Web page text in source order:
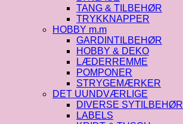
TANG & TILBEHØR
TRYKKNAPPER
HOBBY m.m
GARDINTILBEHØR
HOBBY & DEKO
LÆDERREMME
POMPONER
STRYGEMÆRKER
DET UUNDVÆRLIGE
DIVERSE SYTILBEHØR
LABELS